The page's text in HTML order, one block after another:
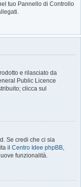
tuo Pannello di Controllo
e rilasciato da
Public Licence
clicca sul
Se credi che ci sia
il Centro Idee phpBB,
funzionalità.